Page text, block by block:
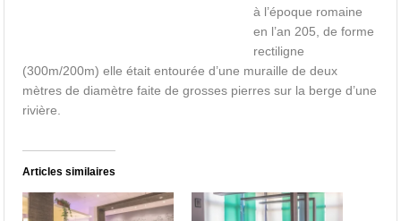
à l’époque romaine
en l’an 205, de forme
rectiligne
(300m/200m) elle était entourée d’une muraille de deux
mètres de diamètre faite de grosses pierres sur la berge d’une
rivière.
Articles similaires